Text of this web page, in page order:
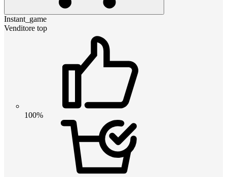
Instant_game
Venditore top
100%